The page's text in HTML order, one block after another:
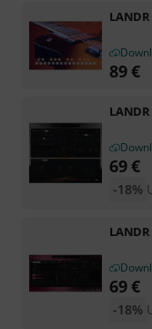
LANDR
89€
LANDR
69€
-18%
LANDR
69€
-18%